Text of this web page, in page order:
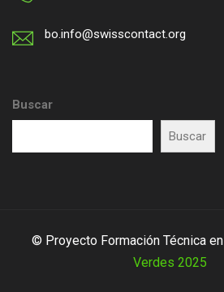
bo.info@swisscontact.org
Buscar
Buscar
© Proyecto Formación Técnica en
Verdes 2025